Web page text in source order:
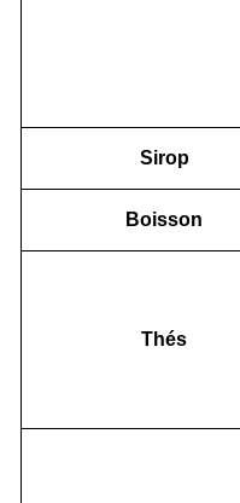
Sirop
Boisson
Thés